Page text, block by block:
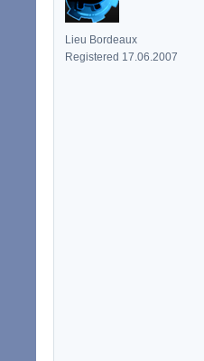
Lieu Bordeaux
Registered 17.06.2007